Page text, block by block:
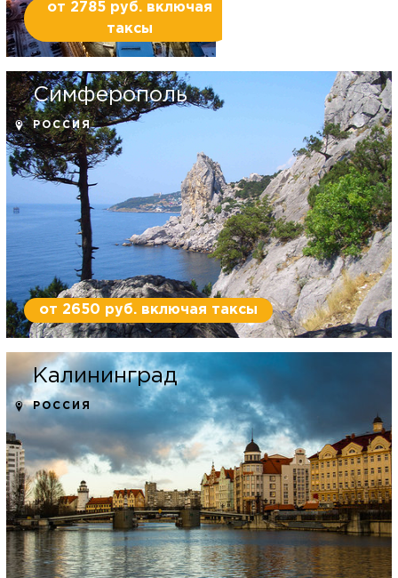
от 2785 руб. включая
таксы
Симферополь
РОССИЯ
от 2650 руб. включая таксы
Калининград
РОССИЯ